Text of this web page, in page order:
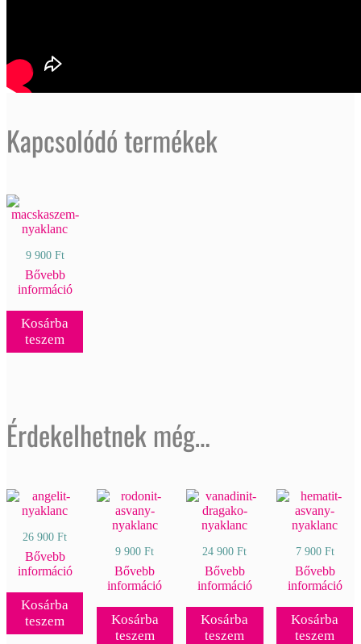
Kapcsolódó termékek
9 900 Ft
Bővebb
információ
Kosárba
teszem
Érdekelhetnek még…
26 900Ft
Bővebb
információ
Kosárba
teszem
9 900Ft
Bővebb
információ
Kosárba
teszem
24 900Ft
Bővebb
információ
Kosárba
teszem
7 900 Ft
Bővebb
információ
Kosárba
teszem